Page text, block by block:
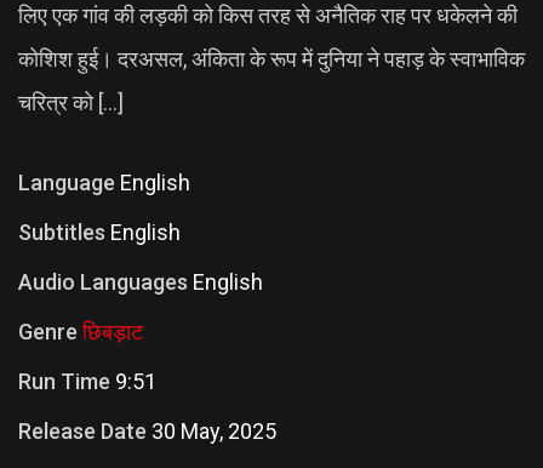
लिए एक गांव की लड़की को किस तरह से अनैतिक राह पर धकेलने की
कोशिश हुई। दरअसल, अंकिता के रूप में दुनिया ने पहाड़ के स्वाभाविक
चरित्र को […]
Language English
Subtitles English
Audio Languages English
Genre छिबड़ाट
Run Time 9:51
Release Date 30 May, 2025